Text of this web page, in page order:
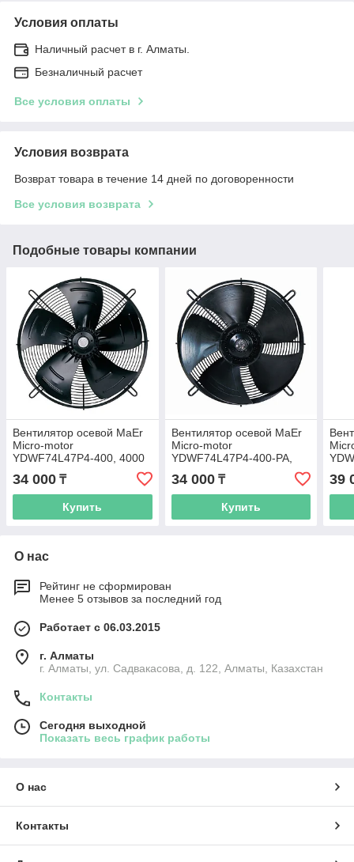
Условия оплаты
Наличный расчет в г. Алматы.
Безналичный расчет
Все условия оплаты
Условия возврата
Возврат товара в течение 14 дней по договоренности
Все условия возврата
Подобные товары компании
Вентилятор осевой MaEr
Micro-motor
YDWF74L47P4-400, 4000
34 000 ₸
Купить
Вентилятор осевой MaEr
Micro-motor
YDWF74L47P4-400-PA,
4000 м3/час
34 000₸
Купить
39
О нас
Рейтинг не сформирован
Менее 5 отзывов за последний год
Работает с 06.03.2015
г. Алматы
г. Алматы, ул. Садвакасова, д. 122, Алматы, Казахстан
Контакты
Сегодня выходной
Показать весь график работы
О нас
Контакты